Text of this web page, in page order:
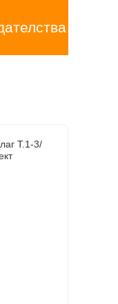
Т.1-3/